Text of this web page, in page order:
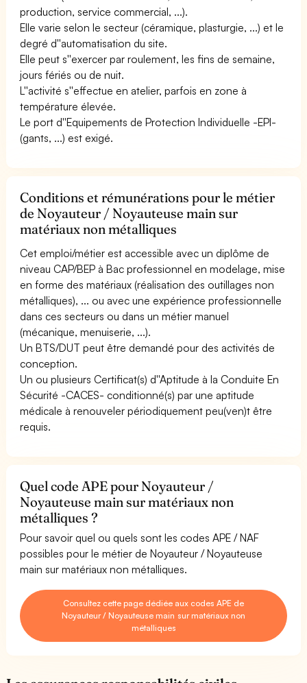
production, service commercial, ...).
Elle varie selon le secteur (céramique, plasturgie, ...) et le
degré d''automatisation du site.
Elle peut s''exercer par roulement, les fins de semaine,
jours fériés ou de nuit.
L''activité s''effectue en atelier, parfois en zone à
température élevée.
Le port d''Equipements de Protection Individuelle -EPI-
(gants, ...) est exigé.
Conditions et rémunérations pour le métier
de Noyauteur / Noyauteuse main sur
matériaux non métalliques
Cet emploi/métier est accessible avec un diplôme de
niveau CAP/BEP à Bac professionnel en modelage, mise
en forme des matériaux (réalisation des outillages non
métalliques), ... ou avec une expérience professionnelle
dans ces secteurs ou dans un métier manuel
(mécanique, menuiserie, ...).
Un BTS/DUT peut être demandé pour des activités de
conception.
Un ou plusieurs Certificat(s) d''Aptitude à la Conduite En
Sécurité -CACES- conditionné(s) par une aptitude
médicale à renouveler périodiquement peu(ven)t être
requis.
Quel code APE pour Noyauteur /
Noyauteuse main sur matériaux non
métalliques ?
Pour savoir quel ou quels sont les codes APE / NAF
possibles pour le métier de Noyauteur / Noyauteuse
main sur matériaux non métalliques.
Consultez cette page dédiée aux codes APE de
Noyauteur / Noyauteuse main sur matériaux non
métalliques